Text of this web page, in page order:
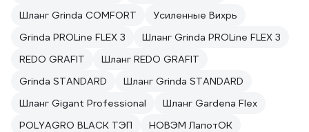
Шланг Grinda COMFORT
Усиленные Вихрь
Grinda PROLine FLEX 3
Шланг Grinda PROLine FLEX 3
REDO GRAFIT
Шланг REDO GRAFIT
Grinda STANDARD
Шланг Grinda STANDARD
Шланг Gigant Professional
Шланг Gardena Flex
POLYAGRO BLACK ТЭП
НОВЭМ ЛапотОК